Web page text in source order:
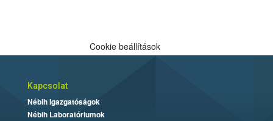
Cookie beállítások
Kapcsolat
Nébih Igazgatóságok
Nébih Laboratóriumok